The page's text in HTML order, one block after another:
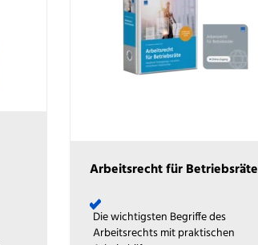
Arbeitsrecht für Betriebsräte
Die wichtigsten Begriffe des
Arbeitsrechts mit praktischen